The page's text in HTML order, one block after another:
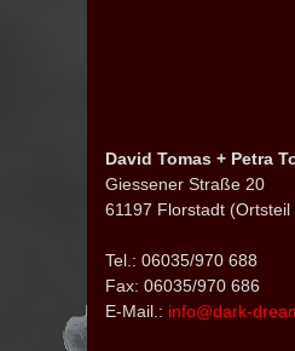
David Tomas + Petra
Giessener Straße 20
61197 Florstadt (Ortsteil
Tel.: 06035/970 688
Fax: 06035/970 686
E-Mail.: info@dark-